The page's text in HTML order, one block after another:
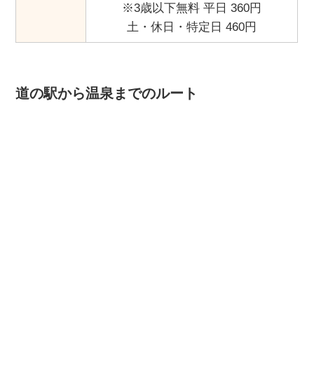
※3歳以下無料 平日 360円
土・休日・特定日 460円
道の駅から温泉までのルート